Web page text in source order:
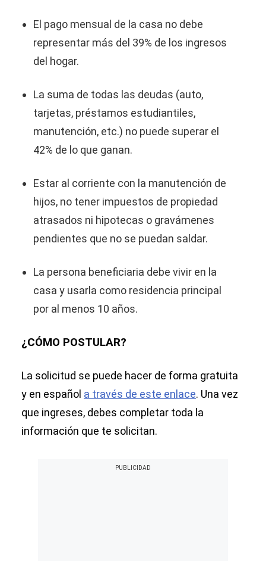
El pago mensual de la casa no debe
representar más del 39% de los ingresos
del hogar.
La suma de todas las deudas (auto,
tarjetas, préstamos estudiantiles,
manutención, etc.) no puede superar el
42% de lo que ganan.
Estar al corriente con la manutención de
hijos, no tener impuestos de propiedad
atrasados ni hipotecas o gravámenes
pendientes que no se puedan saldar.
La persona beneficiaria debe vivir en la
casa y usarla como residencia principal
por al menos 10 años.
¿CÓMO POSTULAR?
La solicitud se puede hacer de forma gratuita
y en español a través de este enlace. Una vez
que ingreses, debes completar toda la
información que te solicitan.